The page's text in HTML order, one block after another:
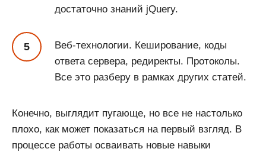
достаточно знаний jQuery.
Веб-технологии. Кеширование, коды
ответа сервера, редиректы. Протоколы.
Все это разберу в рамках других статей.
Конечно, выглядит пугающе, но все не настолько
плохо, как может показаться на первый взгляд. В
процессе работы осваивать новые навыки